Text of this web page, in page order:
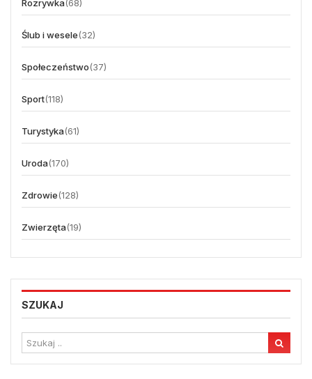
Rozrywka(68)
Ślub i wesele(32)
Społeczeństwo(37)
Sport(118)
Turystyka(61)
Uroda(170)
Zdrowie(128)
Zwierzęta(19)
SZUKAJ